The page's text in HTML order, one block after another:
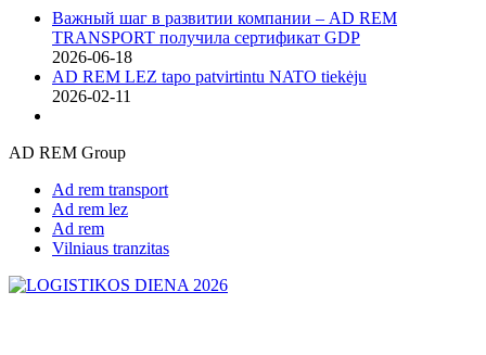
Важный шаг в развитии компании – AD REM
TRANSPORT получила сертификат GDP
2026-06-18
AD REM LEZ tapo patvirtintu NATO tiekėju
2026-02-11
AD REM Group
Ad rem transport
Ad rem lez
Ad rem
Vilniaus tranzitas